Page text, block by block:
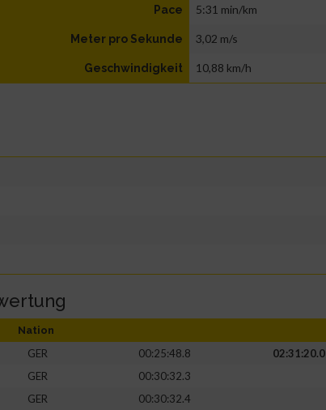
Pace 5:31 min/km
Meter pro Sekunde 3,02 m/s
Geschwindigkeit 10,88 km/h
Nation
GER 00:25:48.8
02:31:20.0
GER
00:30:32.3
GER
00:30:32.4